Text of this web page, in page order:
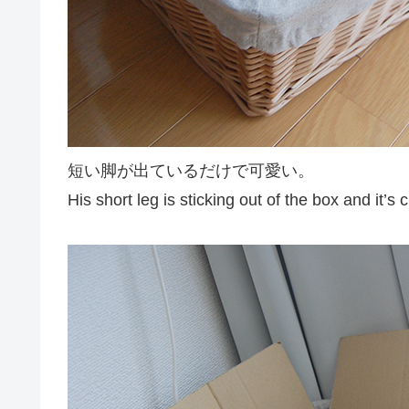
短い脚が出ているだけで可愛い。
His short leg is sticking out of the box and it’s